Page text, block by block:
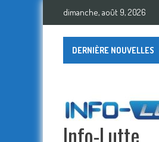
Skip
dimanche, août 9, 2026
DERNIÈRE NOUVELLES
Info-Lutte